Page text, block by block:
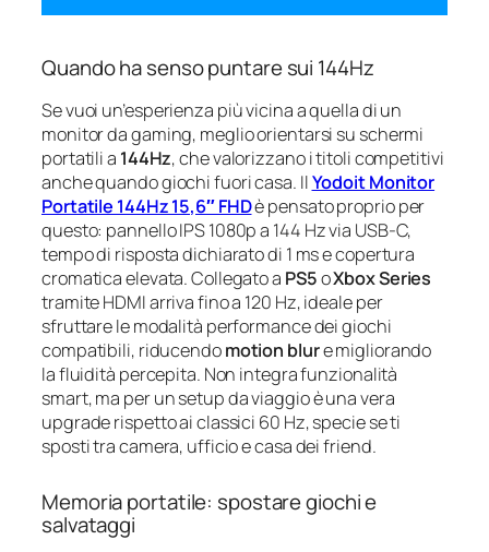
Quando ha senso puntare sui 144Hz
Se vuoi un’esperienza più vicina a quella di un
monitor da gaming, meglio orientarsi su schermi
portatili a 144Hz, che valorizzano i titoli competitivi
anche quando giochi fuori casa. IlYodoit Monitor
Portatile 144Hz 15,6″ FHDè pensato proprio per
questo: pannello IPS 1080p a 144 Hz via USB-C,
tempo di risposta dichiarato di 1 ms e copertura
cromatica elevata. Collegato a PS5oXbox Series
tramite HDMI arriva fino a 120 Hz, ideale per
sfruttare le modalità performance dei giochi
compatibili, riducendomotion blure migliorando
la fluidità percepita. Non integra funzionalità
smart, ma per un setup da viaggio è una vera
upgrade rispetto ai classici 60 Hz, specie se ti
sposti tra camera, ufficio e casa dei friend.
Memoria portatile: spostare giochi e
salvataggi